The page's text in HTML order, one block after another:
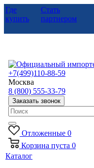
Где
купить
Стать
партнером
+7(499)110-88-59
Москва
8 (800) 555-33-79
Заказать звонок
Отложенные 0
Корзина пуста 0
Каталог